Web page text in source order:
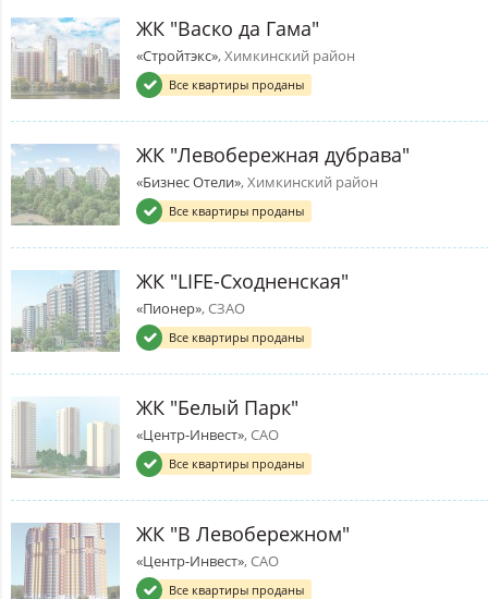
ЖК "Васко да Гама"
«Стройтэкс», Химкинский район
Все квартиры проданы
ЖК "Левобережная дубрава"
«Бизнес Отели», Химкинский район
Все квартиры проданы
ЖК "LIFE-Сходненская"
«Пионер», СЗАО
Все квартиры проданы
ЖК "Белый Парк"
«Центр-Инвест», САО
Все квартиры проданы
ЖК "В Левобережном"
«Центр-Инвест», САО
Все квартиры проданы